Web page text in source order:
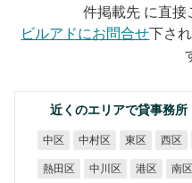
件掲載先 に直接
ビルアドにお問合せ下さ
近くのエリアで貸事務
中区 中村区 東区 西区
熱田区 中川区 港区 南区